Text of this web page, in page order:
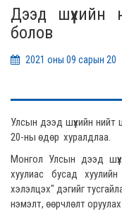
Дээд шүүхийн
болов
2021 оны 09 сарын 20
Улсын дээд шүүхийн нийт
20-ны өдөр хуралдлаа.
Монгол Улсын дээд
хуулиас бусад
хэлэлцэх" дэгийг
нэмэлт, өөрчлөлт